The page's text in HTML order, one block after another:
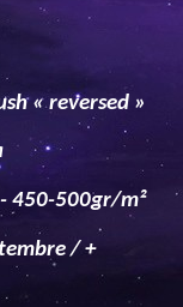
« reversed »
450-500gr/m²
/ +